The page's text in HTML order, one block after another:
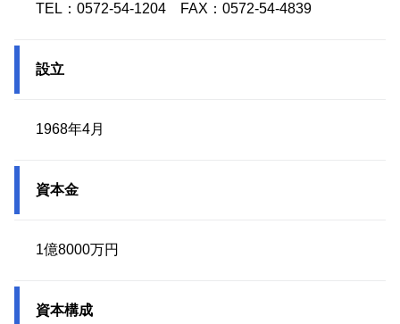
TEL：0572-54-1204 FAX：0572-54-4839
設立
1968年4月
資本金
1億8000万円
資本構成